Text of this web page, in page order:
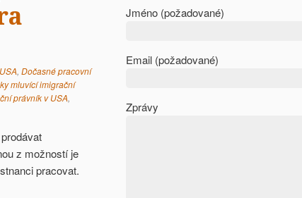
, Dočasné pracovní
mluvící imigrační
právník v USA,
z možností je
pracovat.
Jméno (požadované)
Email (požadované)
Zprávy